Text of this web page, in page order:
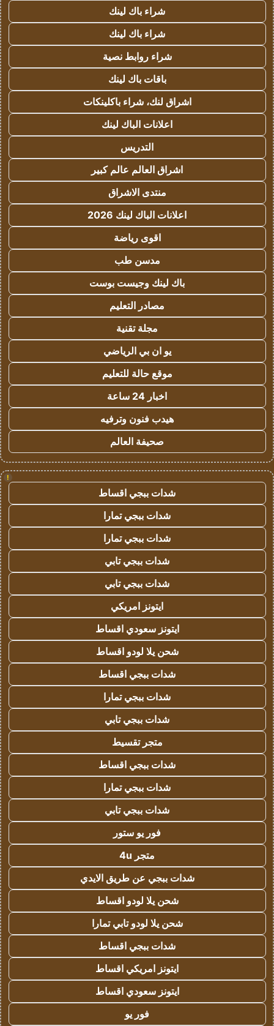
شراء باك لينك
شراء باك لينك
شراء روابط نصية
باقات باك لينك
اشراق لنك، شراء باكلينكات
اعلانات الباك لينك
التدريس
اشراق العالم عالم كبير
منتدى الاشراق
اعلانات الباك لينك 2026
اقوى رياضة
مدسن طب
باك لينك وجيست بوست
مصادر التعليم
مجلة تقنية
يو ان بي الرياضي
موقع حالة للتعليم
اخبار 24 ساعة
هيدب فنون وترفيه
صحيفة العالم
!
شدات ببجي اقساط
شدات ببجي تمارا
شدات ببجي تمارا
شدات ببجي تابي
شدات ببجي تابي
ايتونز امريكي
ايتونز سعودي اقساط
شحن يلا لودو اقساط
شدات ببجي اقساط
شدات ببجي تمارا
شدات ببجي تابي
متجر تقسيط
شدات ببجي اقساط
شدات ببجي تمارا
شدات ببجي تابي
فور يو ستور
متجر 4u
شدات ببجي عن طريق الايدي
شحن يلا لودو اقساط
شحن يلا لودو تابي تمارا
شدات ببجي اقساط
ايتونز امريكي اقساط
ايتونز سعودي اقساط
فور يو